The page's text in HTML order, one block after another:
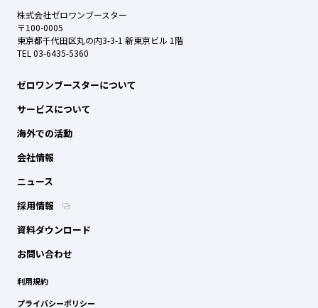
株式会社ゼロワンブースター
〒100-0005
東京都千代田区丸の内3-3-1 新東京ビル 1階
TEL 03-6435-5360
ゼロワンブースターについて
サービスについて
海外での活動
会社情報
ニュース
採用情報
資料ダウンロード
お問い合わせ
利用規約
プライバシーポリシー